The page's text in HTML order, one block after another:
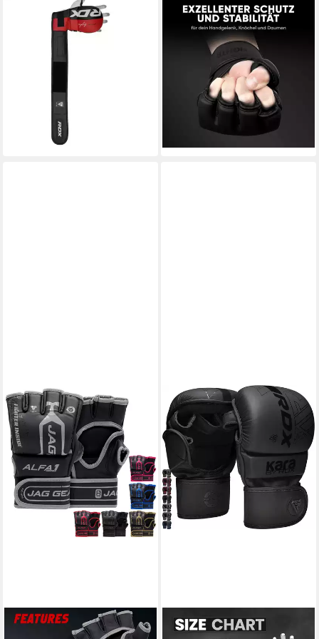
RDX SPORTS
MMA-Handschuhe RDX MMA
Handschuhe, MMA Gloves für
Kampfsport Grappling
ab 55,99 €
lieferbar - in 3-4 Werktagen bei dir
FIGHTR
MMA-Handschuhe aus
Kunstleder – leicht & flexibel
für Mixed Martial Arts
39,90 €
(39,90 €/ 1 Paar)
lieferbar - in 3-4 Werktagen bei dir